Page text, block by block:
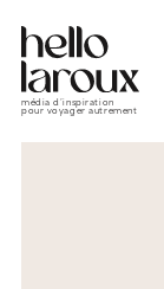
média d’inspiration
pour voyager autrement